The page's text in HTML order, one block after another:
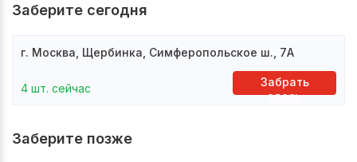
Заберите сегодня
г. Москва, Щербинка, Симферопольское ш., 7А
4 шт. сейчас
Забрать
здесь
Заберите позже